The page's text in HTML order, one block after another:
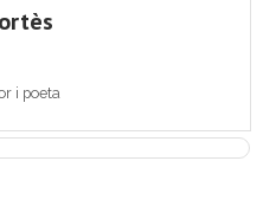
i poeta